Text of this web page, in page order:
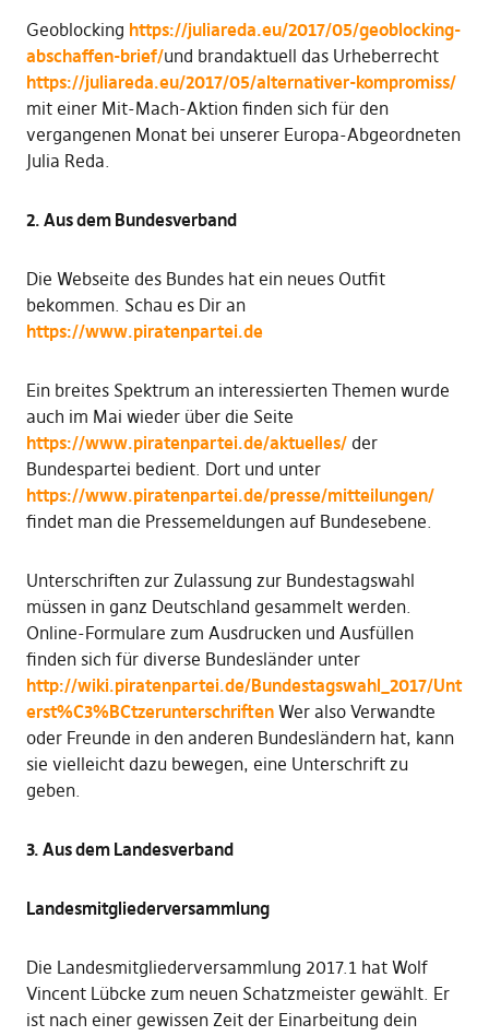
Geoblocking https://juliareda.eu/2017/05/geoblocking-
abschaffen-brief/und brandaktuell das Urheberrecht
https://juliareda.eu/2017/05/alternativer-kompromiss/
mit einer Mit-Mach-Aktion finden sich für den
vergangenen Monat bei unserer Europa-Abgeordneten
Julia Reda.
2. Aus dem Bundesverband
Die Webseite des Bundes hat ein neues Outfit
bekommen. Schau es Dir an
https://www.piratenpartei.de
Ein breites Spektrum an interessierten Themen wurde
auch im Mai wieder über die Seite
https://www.piratenpartei.de/aktuelles/der
Bundespartei bedient. Dort und unter
https://www.piratenpartei.de/presse/mitteilungen/
findet man die Pressemeldungen auf Bundesebene.
Unterschriften zur Zulassung zur Bundestagswahl
müssen in ganz Deutschland gesammelt werden.
Online-Formulare zum Ausdrucken und Ausfüllen
finden sich für diverse Bundesländer unter
http://wiki.piratenpartei.de/Bundestagswahl_2017/Unt
erst%C3%BCtzerunterschriftenWer also Verwandte
oder Freunde in den anderen Bundesländern hat, kann
sie vielleicht dazu bewegen, eine Unterschrift zu
geben.
3. Aus dem Landesverband
Landesmitgliederversammlung
Die Landesmitgliederversammlung 2017.1 hat Wolf
Vincent Lübcke zum neuen Schatzmeister gewählt. Er
ist nach einer gewissen Zeit der Einarbeitung dein